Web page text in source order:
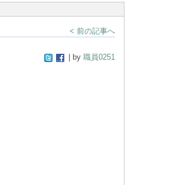
< 前の記事へ
| by 職員0251